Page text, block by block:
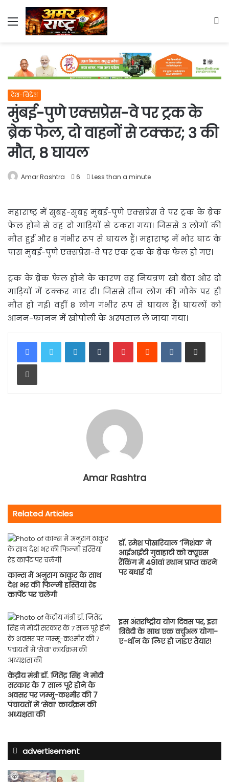
Menu
देश-विदेश
मुंबई-पुणे एक्सप्रेस-वे पर ट्रक के
ब्रेक फेल, दो वाहनों से टक्कर; 3 की
मौत, 8 घायल
Amar Rashtra 6 Less than a minute
महाराष्ट्र में सुबह-सुबह मुंबई-पुणे एक्सप्रेस वे पर ट्रक के ब्रेक
फेल होने से वह दो गाड़ियों से टकरा गया। जिससे 3लोगों की
मौत हुई और 8 गंभीर रूप से घायल हैं। महाराष्ट्र में भोर घाट के
पास मुंबई-पुणे एक्सप्रेस-वे पर एक ट्रक के ब्रेक फेल हो गए।
ट्रक के ब्रेक फेल होने के कारण वह नियंत्रण खो बैठा ओर दो
गाड़ियों में टक्कर मार दी। जिससे तीन लोग की मौके पर ही
मौत हो गई। वहीं 8 लोग गंभीर रूप से घायल हैं। घायलों को
आनन-फानन में खोपोली के अस्पताल ले जाया गया।
LinkedInTumblrPinterestReddit VKontakteShare via Email
Print
Amar Rashtra
Related Articles
कान्स में अनुराग ठाकुर के साथ
देश भर की फिल्मी हस्तियां रेड
कार्पेट पर चलेंगी
डॉ. रमेश पोखरियाल ‘निशंक’ ने
आईआईटी गुवाहाटी को क्यूएस
रैंकिंग में 491वां स्थान प्राप्त करने
पर बधाई दी
केंद्रीय मंत्री डॉ. जितेंद्र सिंह ने मोदी
सरकार के 7 साल पूरे होने के
अवसर पर जम्मू-कश्मीर की 7
पंचायतों में ‘सेवा’ कार्यक्रम की
अध्यक्षता की
इस अंतर्राष्ट्रीय योग दिवस पर, इरा
त्रिवेदी के साथ एक वर्चुअल योगा-
ए-थॉन के लिए हो जाइए तैयार!
advertisement